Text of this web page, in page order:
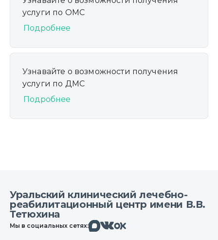
услуги по ОМС
Подробнее
Узнавайте о возможности получения
услуги по ДМС
Подробнее
Уральский клинический лечебно-
реабилитационный центр имени В.В.
Тетюхина
Мы в социальных сетях:МаксВконтактеОдноклассники